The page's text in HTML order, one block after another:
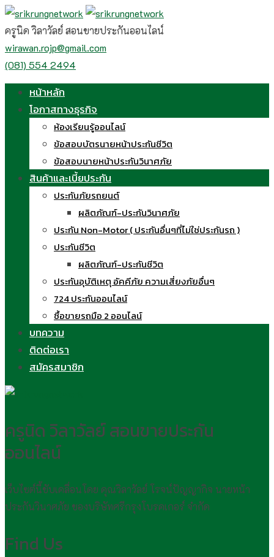
Skip
to
content
ครูนิด วิลาวัลย์ สอนขายประกันออนไลน์
wirawan.rojp@gmail.com
(081) 554 2494
หน้าหลัก
โอกาสทางธุรกิจ
ห้องเรียนรู้ออนไลน์
ข้อสอบบัตรนายหน้าประกันชีวิต
ข้อสอบนายหน้าประกันวินาศภัย
สินค้าและเบี้ยประกัน
ประกันภัยรถยนต์
ผลิตภัณฑ์-ประกันวินาศภัย
ประกัน Non-Motor ( ประกันอื่นๆที่ไม่ใช่ประกันรถ )
ประกันชีวิต
ผลิตภัณฑ์-ประกันชีวิต
ประกันอุบัติเหตุ อัคคีภัย ความเสี่ยงภัยอื่นๆ
724 ประกันออนไลน์
ซื้อขายรถมือ 2 ออนไลน์
บทความ
ติดต่อเรา
สมัครสมาชิก
ครูนิด วิลาวัลย์ สอนขายประกัน
ออนไลน์
เว็บไซต์นี้ขับเคลื่อนโดย คุณวิลาวัลย์ โรจน์ปัญญากิจ นายหน้า
ประกันวินาศภัย ของบริษัทศรีกรุงโบรคเกอร์ จำกัด
Find Us